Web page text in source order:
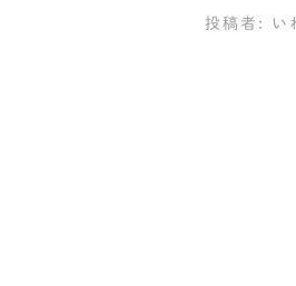
投稿者: い